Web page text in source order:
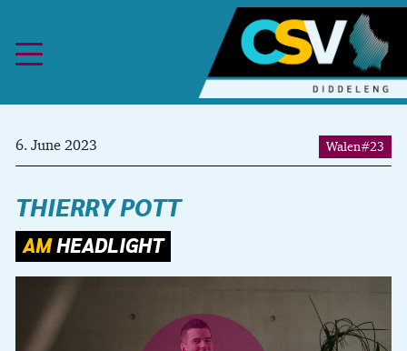
THIERRY POTT
6. June 2023 Walen#23
AM HEADLIGHT